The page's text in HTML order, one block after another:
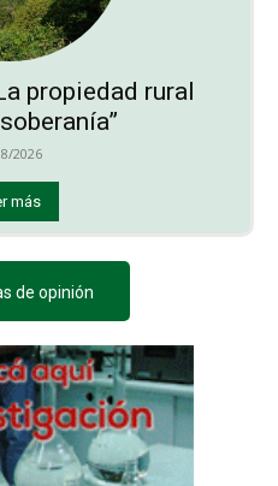
propiedad rural
2026
más
de opinión